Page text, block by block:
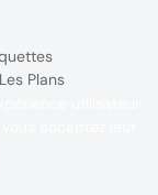
Plans
acceptez leur